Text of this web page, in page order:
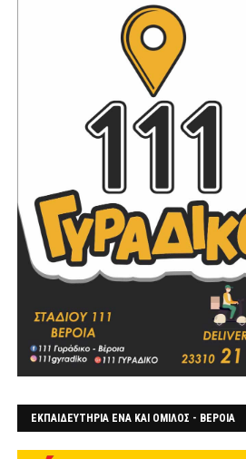
ΕΚΠΑΙΔΕΥΤΗΡΙΑ ΕΝΑ ΚΑΙ ΟΜΙΛΟΣ - ΒΕΡΟΙΑ